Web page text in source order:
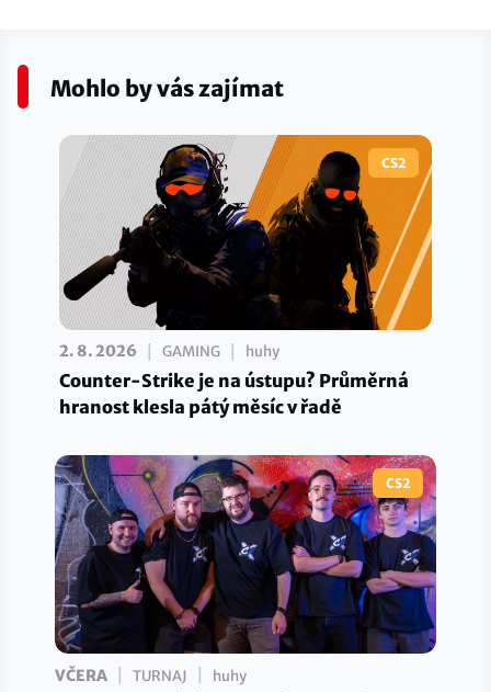
Mohlo by vás zajímat
CS2
2. 8. 2026 GAMING huhy
Counter-Strike je na ústupu? Průměrná
hranost klesla pátý měsíc v řadě
CS2
VČERA TURNAJ huhy